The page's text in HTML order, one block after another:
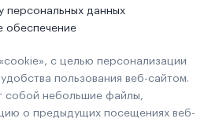
персональных данных
обеспечение
с целью персонализации
пользования веб-сайтом.
собой небольшие файлы,
о предыдущих посещениях веб-